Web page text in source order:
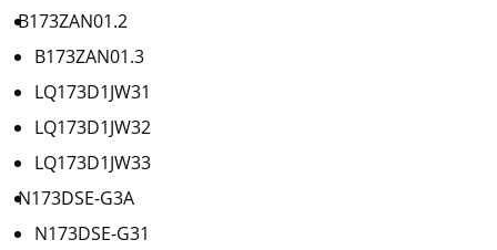
B173ZAN01.2
B173ZAN01.3
LQ173D1JW31
LQ173D1JW32
LQ173D1JW33
N173DSE-G3A
N173DSE-G31